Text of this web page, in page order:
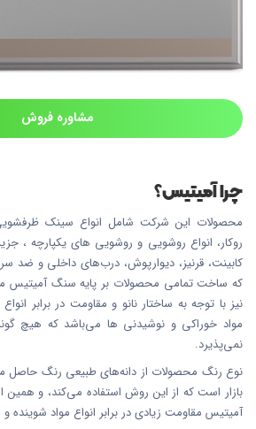
مشاوره فروش
چرا آمیتیس؟
محصولات این شرکت شامل انواع سینک
روکار، انواع روشویی و روشویی های یکپارچه ،
کابینت، قرنیز، دیوارپوش، درب‌های داخلی و ضد
که ساخت تمامی محصولات بر پایه سنگ آمیتیس
نیز با توجه به ساختار نانو و مقاومت در برابر
مواد خوراکی و نوشیدنی ها می‌باشد که هیچ
نمی‌پذیرد.
نوع رنگ محصولات از دانه‌های طبیعی رنگ حاصل
بازار است که از این روش استفاده می‌کند، و
آمیتیس مقاومت زیادی در برابر انواع مواد